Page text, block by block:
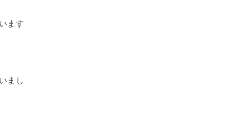
ます
まし